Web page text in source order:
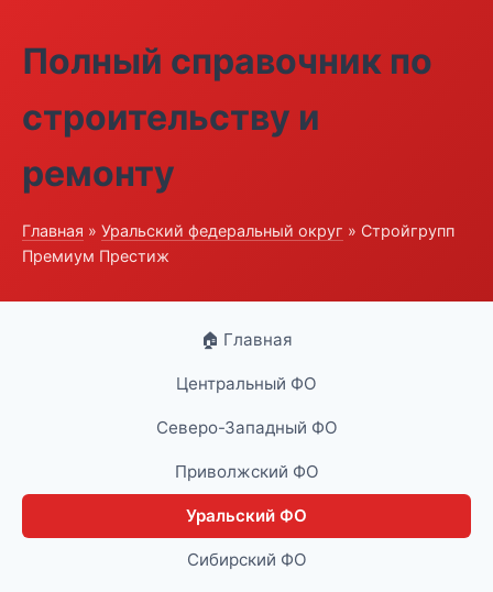
Полный справочник по
строительству и
ремонту
Главная » Уральский федеральный округ » Стройгрупп
Премиум Престиж
🏠 Главная
Центральный ФО
Северо-Западный ФО
Приволжский ФО
Уральский ФО
Сибирский ФО